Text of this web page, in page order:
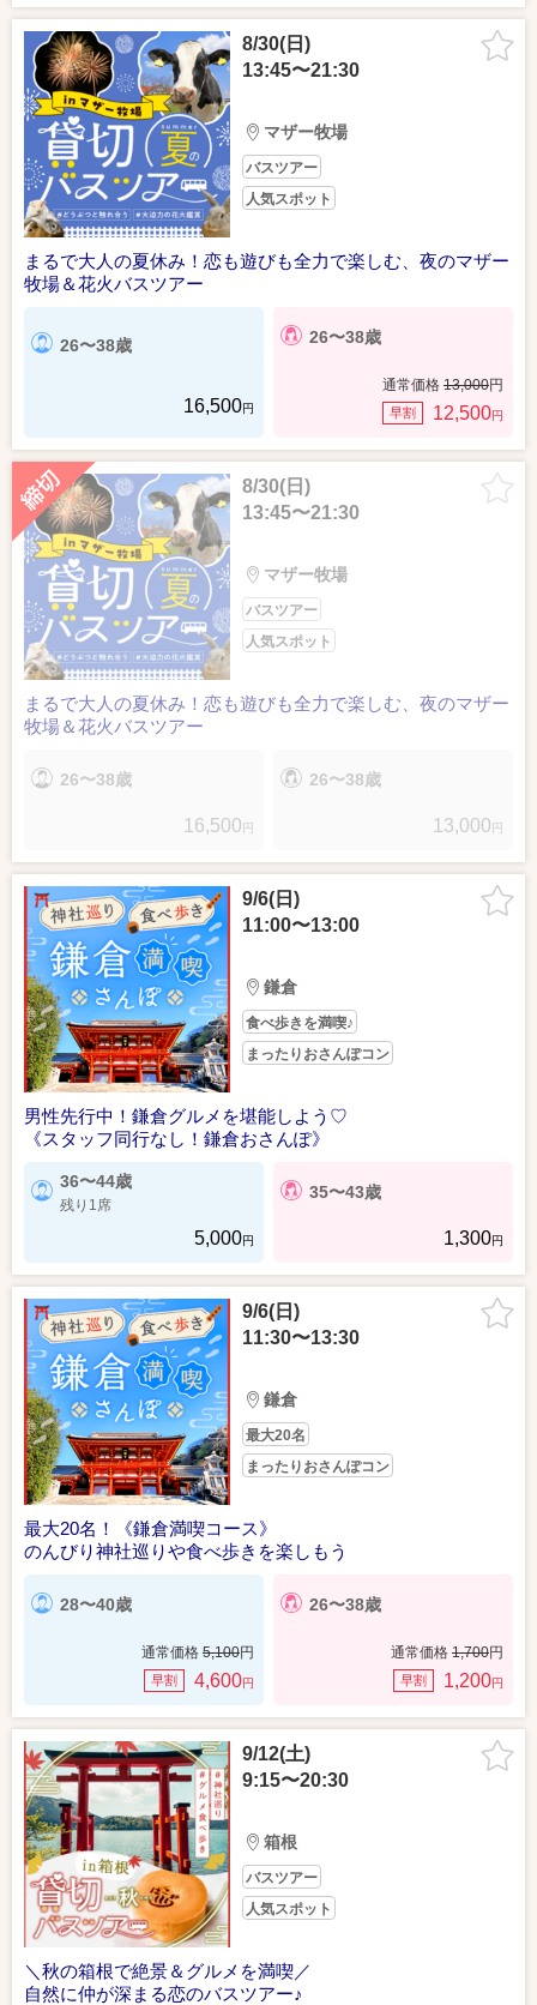
8/30(日)
13:45〜21:30
マザー牧場
バスツアー
人気スポット
まるで大人の夏休み！恋も遊びも全力で楽しむ、夜のマザー
牧場＆花火バスツアー
26〜38歳
16,500円
26〜38歳
通常価格 13,000円
早割 12,500円
8/30(日)
13:45〜21:30
マザー牧場
バスツアー
人気スポット
まるで大人の夏休み！恋も遊びも全力で楽しむ、夜のマザー
牧場＆花火バスツアー
26〜38歳
16,500 円
26〜38歳
13,000 円
9/6(日)
11:00〜13:00
鎌倉
食べ歩きを満喫♪
まったりおさんぽコン
男性先行中！鎌倉グルメを堪能しよう♡
《スタッフ同行なし！鎌倉おさんぽ》
36〜44歳
残り1席
5,000円
35〜43歳
1,300円
9/6(日)
11:30〜13:30
鎌倉
最大20名
まったりおさんぽコン
最大20名！《鎌倉満喫コース》
のんびり神社巡りや食べ歩きを楽しもう
28〜40歳
通常価格 5,100円
早割 4,600円
26〜38歳
通常価格 1,700円
早割 1,200円
9/12(土)
9:15〜20:30
箱根
バスツアー
人気スポット
＼秋の箱根で絶景＆グルメを満喫／
自然に仲が深まる恋のバスツアー♪